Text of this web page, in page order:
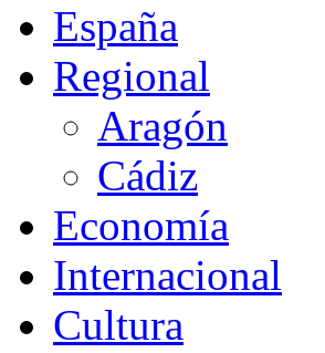
España
Regional
Aragón
Cádiz
Economía
Internacional
Cultura